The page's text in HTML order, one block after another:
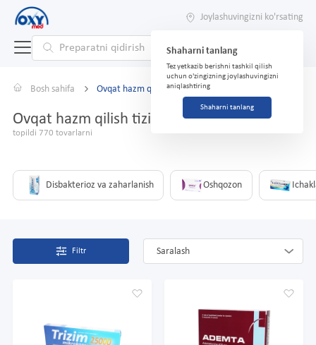
Joylashuvingizni ko'rsating
Shaharni tanlang
Tez yetkazib berishni tashkil qilish
uchun o'zingizning joylashuvingizni
aniqlashtiring
Shaharni tanlang
Bosh sahifa Ovqat hazm qilish tizimi
Ovqat hazm qilish tizimi
topildi 770 tovarlarni
Disbakterioz va zaharlanish Oshqozon
Filtr Saralash